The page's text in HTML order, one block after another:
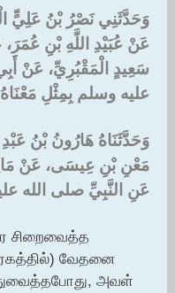
وَحَدَّثَنِي نَصْرُ بْنُ عَلِيٍّ
عَنْ عُبَيْدِ اللَّهِ بْنِ
سَعِيدٍ الْمَقْبُرِيِّ، عَنْ
عليه وسلم بِمِثْلِ مَعْنَاهُ
وَحَدَّثَنَاهُ هَارُونُ بْنُ
مَعْنِ بْنِ عِيسَى، عَنْ
عَنِ النَّبِيِّ صلى الله
சிறைவைத்த
வேதனை
அவள்